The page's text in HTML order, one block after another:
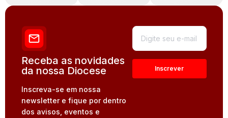
Receba as novidades
da nossa Diocese
Inscreva-se em nossa
newsletter e fique por dentro
dos avisos, eventos e